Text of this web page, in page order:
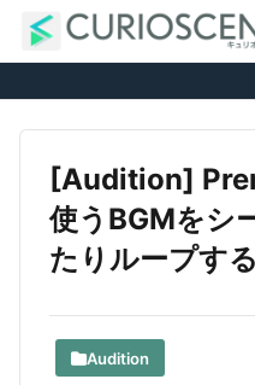
[Audition]
使うBGMをシ
たりループす
Audition